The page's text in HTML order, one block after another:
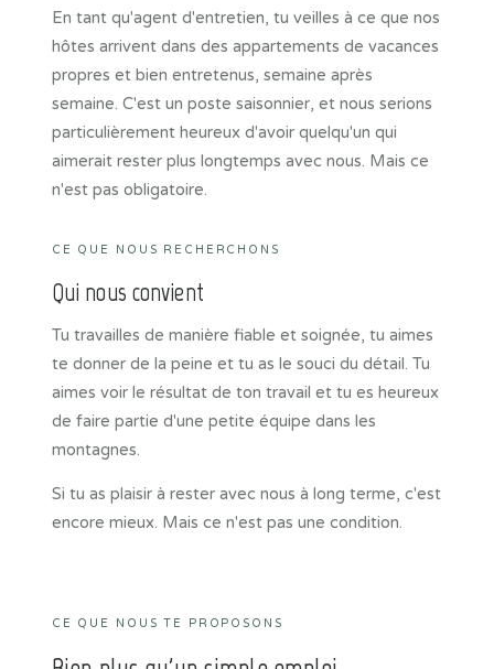
En tant qu'agent d'entretien, tu veilles à ce que nos
hôtes arrivent dans des appartements de vacances
propres et bien entretenus, semaine après
semaine. C'est un poste saisonnier, et nous serions
particulièrement heureux d'avoir quelqu'un qui
aimerait rester plus longtemps avec nous. Mais ce
n'est pas obligatoire.
CE QUE NOUS RECHERCHONS
Qui nous convient
Tu travailles de manière fiable et soignée, tu aimes
te donner de la peine et tu as le souci du détail. Tu
aimes voir le résultat de ton travail et tu es heureux
de faire partie d'une petite équipe dans les
montagnes.
Si tu as plaisir à rester avec nous à long terme, c'est
encore mieux. Mais ce n'est pas une condition.
CE QUE NOUS TE PROPOSONS